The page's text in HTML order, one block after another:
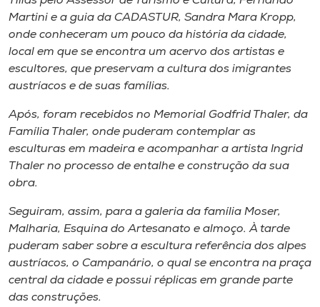
Martini e a guia da CADASTUR, Sandra Mara Kropp,
onde conheceram um pouco da história da cidade,
local em que se encontra um acervo dos artistas e
escultores, que preservam a cultura dos imigrantes
austríacos e de suas famílias.
Após, foram recebidos no Memorial Godfrid Thaler, da
Família Thaler, onde puderam contemplar as
esculturas em madeira e acompanhar a artista Ingrid
Thaler no processo de entalhe e construção da sua
obra.
Seguiram, assim, para a galeria da família Moser,
Malharia, Esquina do Artesanato e almoço. À tarde
puderam saber sobre a escultura referência dos alpes
austríacos, o Campanário, o qual se encontra na praça
central da cidade e possui réplicas em grande parte
das construções.